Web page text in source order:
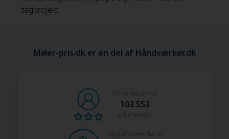
tagprojekt
Maler-pris.dk er en del af Håndværker.dk
Vi har indsamlet
103.553
anbefalinger
På platformen har vi